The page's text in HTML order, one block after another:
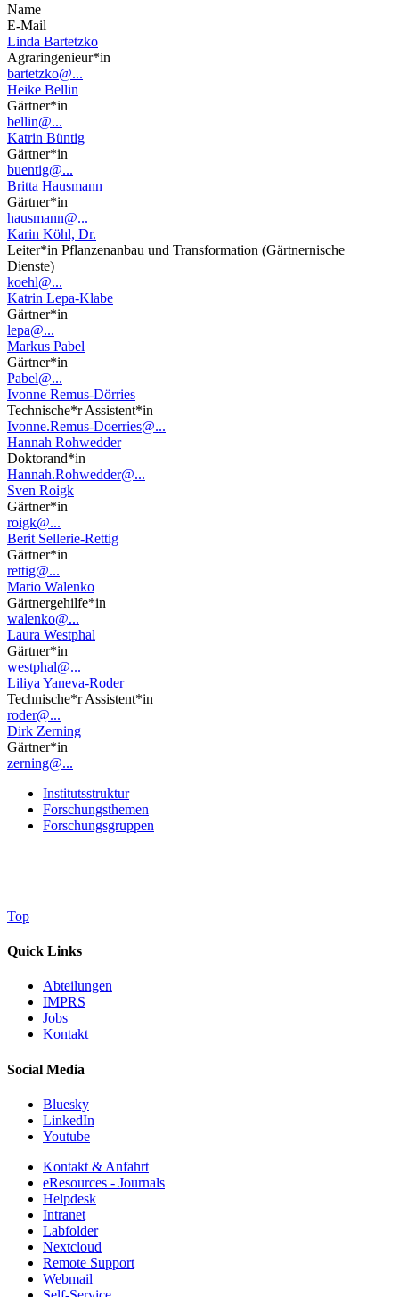
Name
E-Mail
Linda Bartetzko
Agraringenieur*in
bartetzko@...
Heike Bellin
Gärtner*in
bellin@...
Katrin Büntig
Gärtner*in
buentig@...
Britta Hausmann
Gärtner*in
hausmann@...
Karin Köhl, Dr.
Leiter*in Pflanzenanbau und Transformation (Gärtnernische
Dienste)
koehl@...
Katrin Lepa-Klabe
Gärtner*in
lepa@...
Markus Pabel
Gärtner*in
Pabel@...
Ivonne Remus-Dörries
Technische*r Assistent*in
Ivonne.Remus-Doerries@...
Hannah Rohwedder
Doktorand*in
Hannah.Rohwedder@...
Sven Roigk
Gärtner*in
roigk@...
Berit Sellerie-Rettig
Gärtner*in
rettig@...
Mario Walenko
Gärtnergehilfe*in
walenko@...
Laura Westphal
Gärtner*in
westphal@...
Liliya Yaneva-Roder
Technische*r Assistent*in
roder@...
Dirk Zerning
Gärtner*in
zerning@...
Institutsstruktur
Forschungsthemen
Forschungsgruppen
Top
Quick Links
Abteilungen
IMPRS
Jobs
Kontakt
Social Media
Bluesky
LinkedIn
Youtube
Kontakt & Anfahrt
eResources - Journals
Helpdesk
Intranet
Labfolder
Nextcloud
Remote Support
Webmail